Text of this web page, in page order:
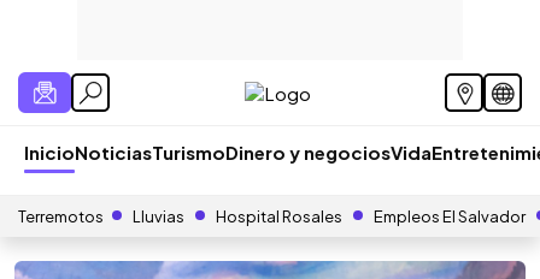
InicioNoticiasTurismoDinero y negociosVida
Terremotos Lluvias Hospital Rosales Empleos El Salvador